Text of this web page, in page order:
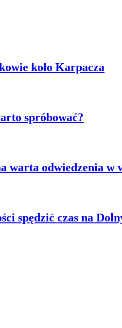
koło Karpacza
spróbować?
warta odwiedzenia w
spędzić czas na